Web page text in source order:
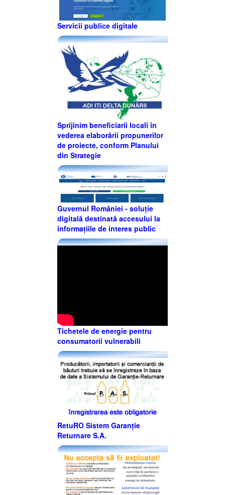
Servicii publice digitale
Sprijinim beneficiarii locali în
vederea elaborării propunerilor
de proiecte, conform Planului
din Strategie
Guvernul României - soluție
digitală destinată accesului la
informațiile de interes public
Tichetele de energie pentru
consumatorii vulnerabili
RetuRO Sistem Garanție
Returnare S.A.